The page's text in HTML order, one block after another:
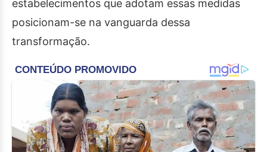
estabelecimentos que adotam essas medidas
posicionam-se na vanguarda dessa
transformação.